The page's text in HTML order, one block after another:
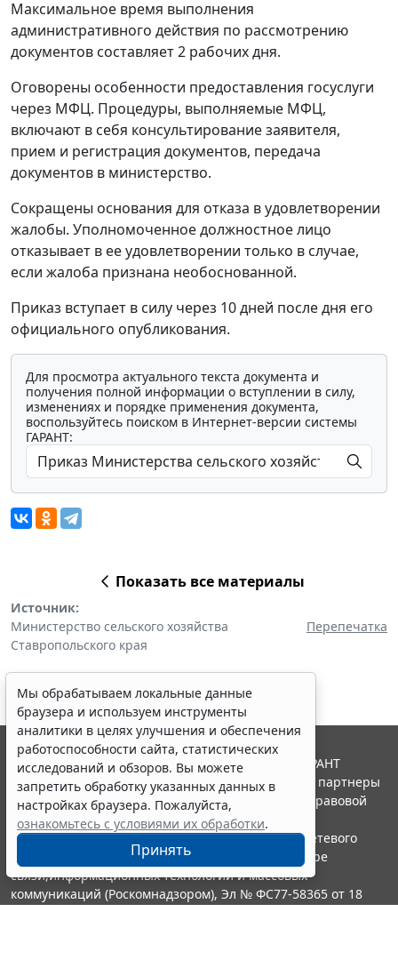
Максимальное время выполнения
административного действия по рассмотрению
документов составляет 2 рабочих дня.
Оговорены особенности предоставления госуслуги
через МФЦ. Процедуры, выполняемые МФЦ,
включают в себя консультирование заявителя,
прием и регистрация документов, передача
документов в министерство.
Сокращены основания для отказа в удовлетворении
жалобы. Уполномоченное должностное лицо
отказывает в ее удовлетворении только в случае,
если жалоба признана необоснованной.
Приказ вступает в силу через 10 дней после дня его
официального опубликования.
Для просмотра актуального текста документа и
получения полной информации о вступлении в силу,
изменениях и порядке применения документа,
воспользуйтесь поиском в Интернет-версии системы
ГАРАНТ:
Показать все материалы
Источник:
Министерство сельского хозяйства
Ставропольского края
Перепечатка
Мы обрабатываем локальные данные
браузера и используем инструменты
аналитики в целях улучшения и обеспечения
работоспособности сайта, статистических
исследований и обзоров. Вы можете
запретить обработку указанных данных в
настройках браузера. Пожалуйста,
ознакомьтесь с условиями их обработки.
Принять
© ООО "НПП "ГАРАНТ-СЕРВИС", 2026. Система ГАРАНТ
выпускается с 1990 года. Компания "Гарант" и ее партнеры
являются участниками Российской ассоциации правовой
информации ГАРАНТ.
Портал ГАРАНТ.РУ зарегистрирован в качестве сетевого
издания Федеральной службой по надзору в сфере
связи,информационных технологий и массовых
коммуникаций (Роскомнадзором), Эл № ФС77-58365 от 18